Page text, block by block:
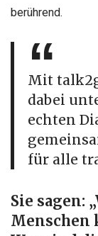
berührend.
Mit
dabei
echten
für alle
Sie sagen:
Menschen